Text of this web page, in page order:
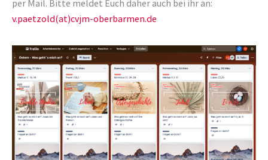
per Mail. Bitte meldet Euch daher auch bei ihr an:
v.paetzold(at)cvjm-oberbarmen.de